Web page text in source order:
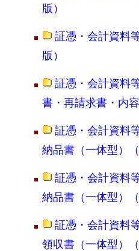
版）
証憑・会計資料
版）
証憑・会計資料
書・再請求書・内
証憑・会計資料
納品書（一体型）（
証憑・会計資料
納品書（一体型）
証憑・会計資料
領収書（一体型）（